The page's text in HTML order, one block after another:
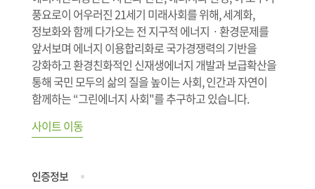
풍요로이 어우러진 21세기 미래사회를 위해, 세계화,
정보화와 함께 다가오는 전 지구적 에너지ㆍ환경문제를
앞서보며 에너지 이용합리화로 국가경쟁력의 기반을
강화하고 환경친화적인 신재생에너지 개발과 보급확산을
통해 국민 모두의 삶의 질을 높이는 사회, 인간과 자연이
함께하는 “그린에너지 사회"를 추구하고 있습니다.
사이트 이동
인증정보